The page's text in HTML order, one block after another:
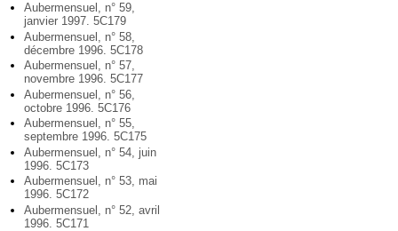
Aubermensuel, n° 59,
janvier 1997. 5C179
Aubermensuel, n° 58,
décembre 1996. 5C178
Aubermensuel, n° 57,
novembre 1996. 5C177
Aubermensuel, n° 56,
octobre 1996. 5C176
Aubermensuel, n° 55,
septembre 1996. 5C175
Aubermensuel, n° 54, juin
1996. 5C173
Aubermensuel, n° 53, mai
1996. 5C172
Aubermensuel, n° 52, avril
1996. 5C171